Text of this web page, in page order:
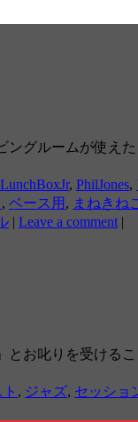
グルームが使え
LunchBoxJr, PhilJones,
, ベース用 , まねきね
| Leave a comment |
お叱りを受ける
, ジャズ, セッショ